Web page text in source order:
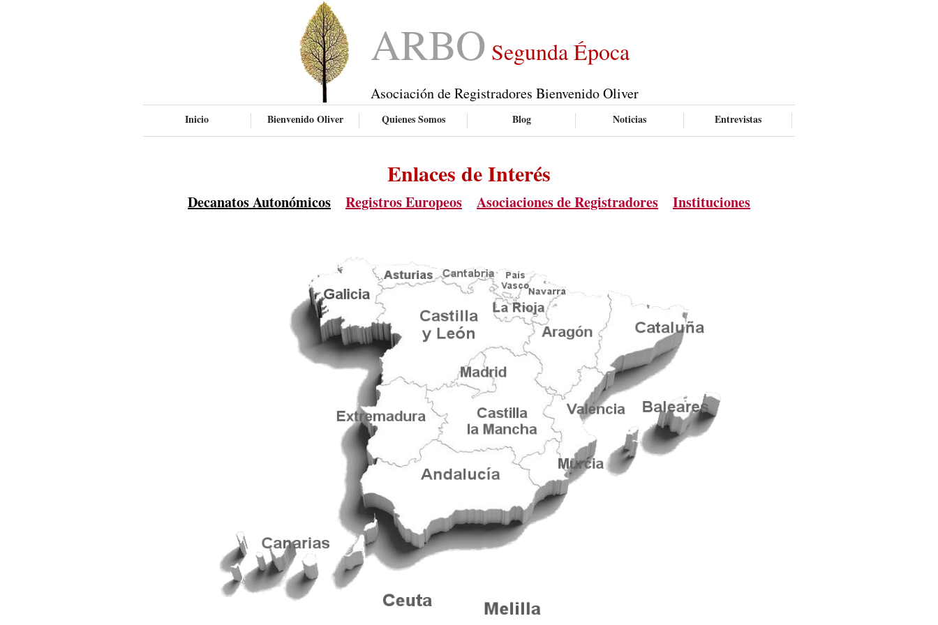
ARBO Segunda Época
Asociación de Registradores Bienvenido Oliver
Inicio Bienvenido Oliver Quienes Somos Blog Noticias Entrevistas
Enlaces de Interés
Decanatos Autonómicos Registros Europeos Asociaciones de Registradores Instituciones